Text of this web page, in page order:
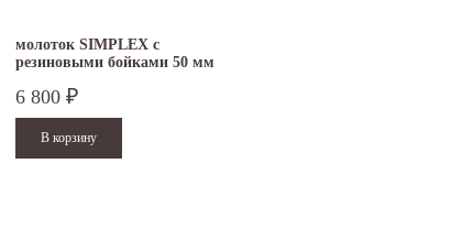
молоток SIMPLEX с
резиновыми бойками 50 мм
6 800 ₽